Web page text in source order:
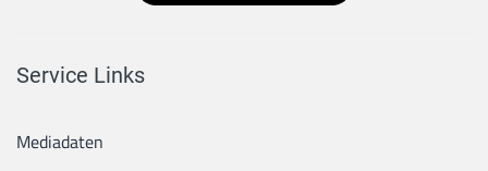
Service Links
Mediadaten